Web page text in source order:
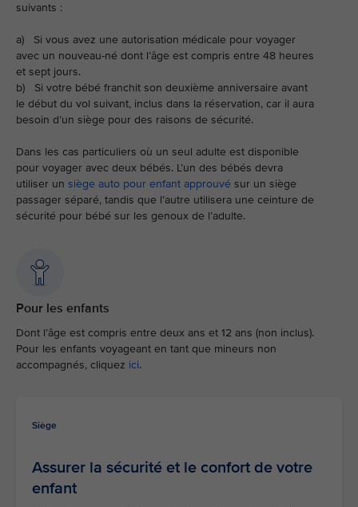
suivants :
a) Si vous avez une autorisation médicale pour voyager
avec un nouveau-né dont l’âge est compris entre 48 heures
et sept jours.
b) Si votre bébé franchit son deuxième anniversaire avant
le début du vol suivant, inclus dans la réservation, car il aura
besoin d’un siège pour des raisons de sécurité.
Dans les cas particuliers où un seul adulte est disponible
pour voyager avec deux bébés. L’un des bébés devra
utiliser un siège auto pour enfant approuvé sur un siège
passager séparé, tandis que l’autre utilisera une ceinture de
sécurité pour bébé sur les genoux de l’adulte.
Pour les enfants
Dont l’âge est compris entre deux ans et 12 ans (non inclus).
Pour les enfants voyageant en tant que mineurs non
accompagnés, cliquez ici.
Siège
Assurer la sécurité et le confort de votre
enfant